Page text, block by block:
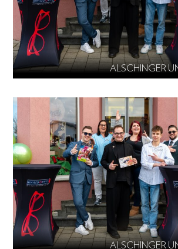
ALSCHINGER
ALSCHINGER